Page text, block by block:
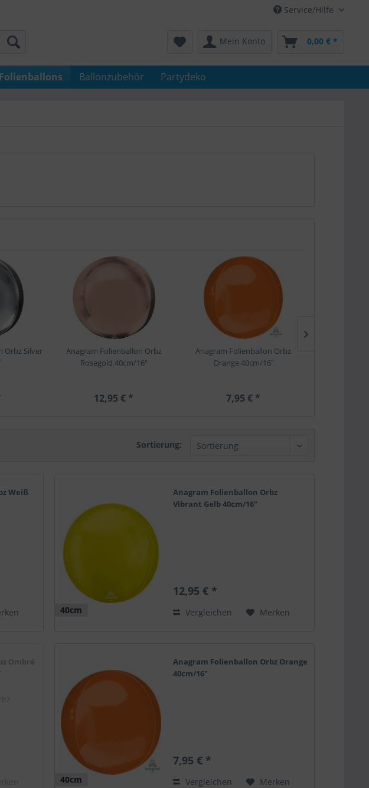
Service/Hilfe
Mein Konto 0,00 € *
Folienballons Ballonzubehör Partydeko
Orbz Silver
Anagram Folienballon Orbz
Rosegold 40cm/16"
12,95 € *
Anagram Folienballon Orbz
Orange 40cm/16"
7,95 € *
Sortierung:
Weiß
40cm
Anagram Folienballon Orbz
Vibrant Gelb 40cm/16"
12,95 € *
Vergleichen Merken
Ombré
40cm
Anagram Folienballon Orbz Orange
40cm/16"
7,95 € *
Vergleichen Merken